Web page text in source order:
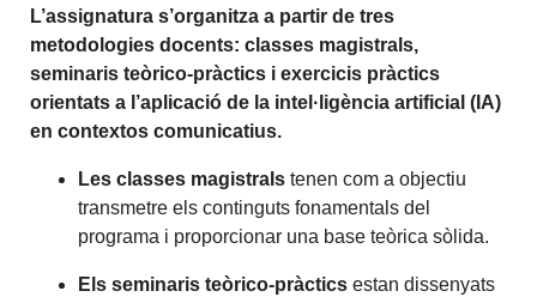
L’assignatura s’organitza a partir de tres
metodologies docents: classes magistrals,
seminaris teòrico-pràctics i exercicis pràctics
orientats a l’aplicació de la intel·ligència artificial (IA)
en contextos comunicatius.
Les classes magistrals tenen com a objectiu
transmetre els continguts fonamentals del
programa i proporcionar una base teòrica sòlida.
Els seminaris teòrico-pràctics estan dissenyats